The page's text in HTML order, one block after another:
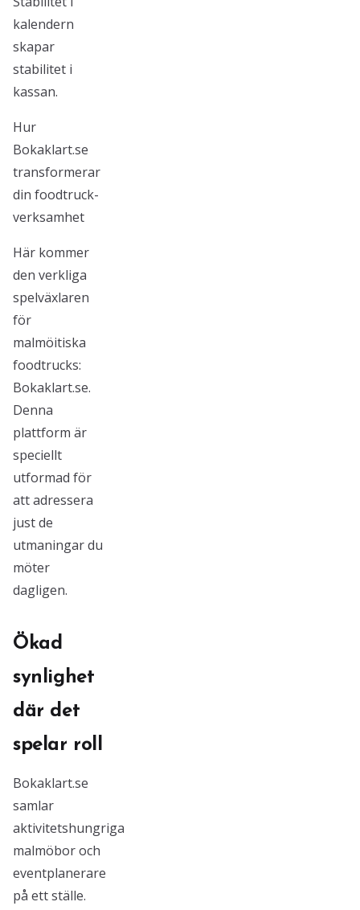
kalendern
skapar
stabilitet i
kassan.
Hur
Bokaklart.se
transformerar
din foodtruck-
verksamhet
Här kommer
den verkliga
spelväxlaren
för
malmöitiska
foodtrucks:
Bokaklart.se.
Denna
plattform är
speciellt
utformad för
att adressera
just de
utmaningar du
möter
dagligen.
Ökad
synlighet
där det
spelar roll
Bokaklart.se
samlar
aktivitetshungriga
malmöbor och
eventplanerare
på ett ställe.